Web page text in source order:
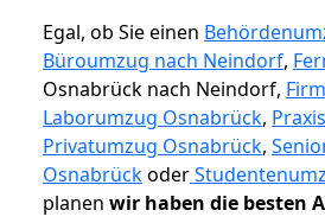
Egal, ob Sie einen
Büroumzug nach Neindorf,
Osnabrück nach Neindorf,
Laborumzug Osnabrück,
Privatumzug Osnabrück,
Osnabrückoder
planen wir haben die besten